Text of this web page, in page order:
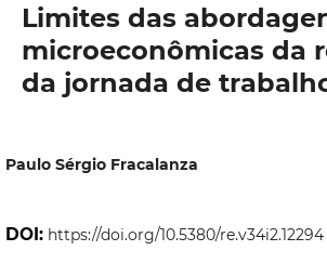
Limites das
microeconômicas da
da jornada de
Paulo Sérgio Fracalanza
DOI: https://doi.org/10.5380/re.v34i2.12294